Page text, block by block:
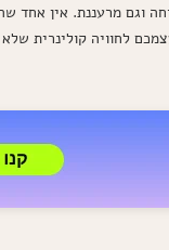
מרעננת. אין אחד
לחוויה קולינרית